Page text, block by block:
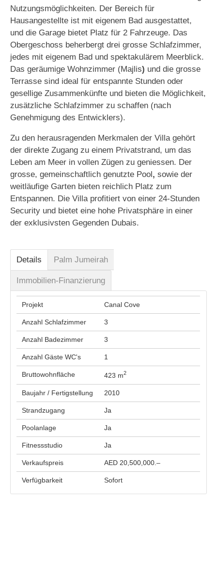
Nutzungsmöglichkeiten. Der Bereich für
Hausangestellte ist mit eigenem Bad ausgestattet,
und die Garage bietet Platz für 2 Fahrzeuge. Das
Obergeschoss beherbergt drei grosse Schlafzimmer,
jedes mit eigenem Bad und spektakulärem Meerblick.
Das geräumige Wohnzimmer (Majlis) und die grosse
Terrasse sind ideal für entspannte Stunden oder
gesellige Zusammenkünfte und bieten die Möglichkeit,
zusätzliche Schlafzimmer zu schaffen (nach
Genehmigung des Entwicklers).
Zu den herausragenden Merkmalen der Villa gehört
der direkte Zugang zu einem Privatstrand, um das
Leben am Meer in vollen Zügen zu geniessen. Der
grosse, gemeinschaftlich genutzte Pool ,sowie der
weitläufige Garten bieten reichlich Platz zum
Entspannen. Die Villa profitiert von einer 24-Stunden
Security und bietet eine hohe Privatsphäre in einer
der exklusivsten Gegenden Dubais.
Details Palm Jumeirah
Immobilien-Finanzierung
Projekt Canal Cove
Anzahl Schlafzimmer 3
Anzahl Badezimmer 3
Anzahl Gäste WC's 1
Bruttowohnfläche 423 m2
Baujahr / Fertigstellung 2010
Strandzugang Ja
Poolanlage Ja
Fitnessstudio Ja
Verkaufspreis AED 20,500,000.–
Verfügbarkeit Sofort